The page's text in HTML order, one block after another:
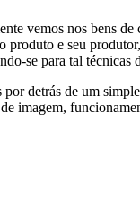
vemos nos bens
e seu
se para tal
detrás de um
imagem,